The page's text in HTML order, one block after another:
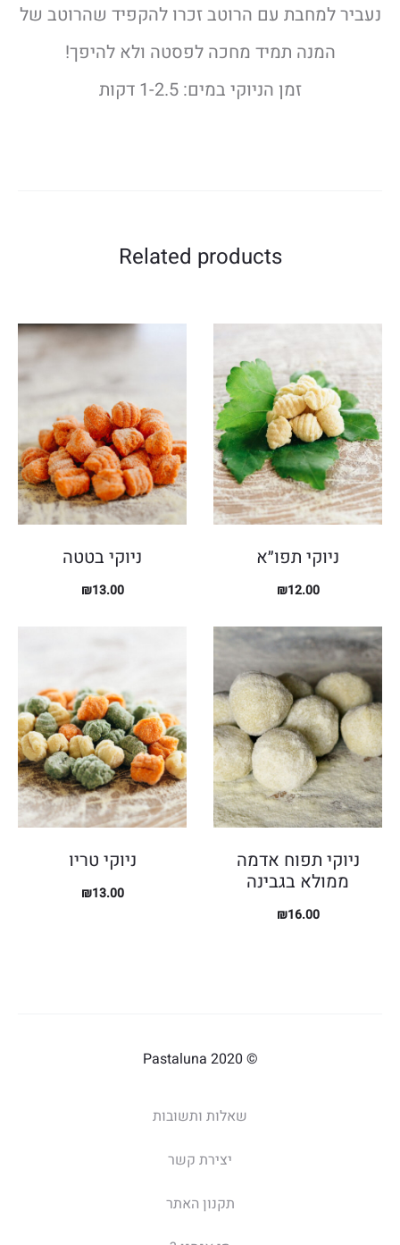
נעביר למחבת עם הרוטב זכרו להקפיד שהרוטב של
המנה תמיד מחכה לפסטה ולא להיפך!
זמן הניוקי במים: 1-2.5 דקות
Related products
ניוקי תפו״א
₪12.00
ניוקי בטטה
₪13.00
ניוקי תפוח אדמה
ממולא בגבינה
₪16.00
ניוקי טריו
₪13.00
© 2020 Pastaluna
שאלות ותשובות
יצירת קשר
תקנון האתר